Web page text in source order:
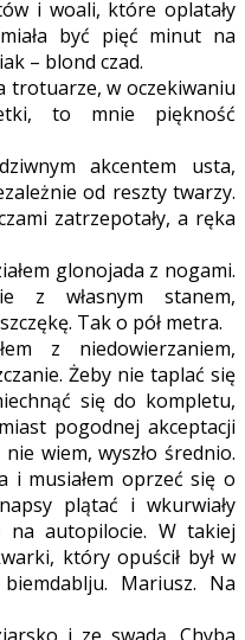
i woali, które oplatały
być pięć minut na
– blond czad.
trotuarze, w oczekiwaniu
to mnie piękność
akcentem usta,
od reszty twarzy.
zatrzepotały, a ręka
glonojada z nogami.
z własnym stanem,
Tak o pół metra.
z niedowierzaniem,
Żeby nie taplać się
się do kompletu,
pogodnej akceptacji
wiem, wyszło średnio.
i musiałem oprzeć się o
plątać i wkurwiały
autopilocie. W takiej
który opuścił był w
Mariusz. Na